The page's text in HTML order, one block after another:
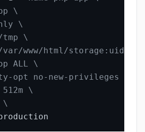
\
\
\
www/html/
ALL \
opt no-new-privileges \
512m \
\